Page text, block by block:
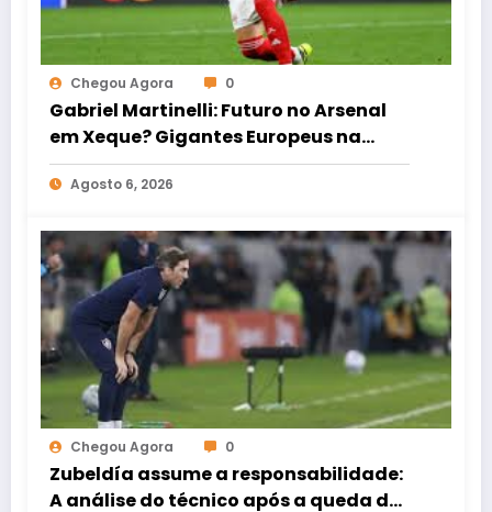
Chegou Agora 0
Gabriel Martinelli: Futuro no Arsenal
em Xeque? Gigantes Europeus na
Jogada
Agosto 6, 2026
Chegou Agora 0
Zubeldía assume a responsabilidade:
A análise do técnico após a queda do